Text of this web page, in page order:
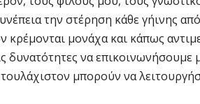
την στέρηση κάθε γήινης
κρέμονται μονάχα και κάπως
δυνατότητες να
τουλάχιστον μπορούν να